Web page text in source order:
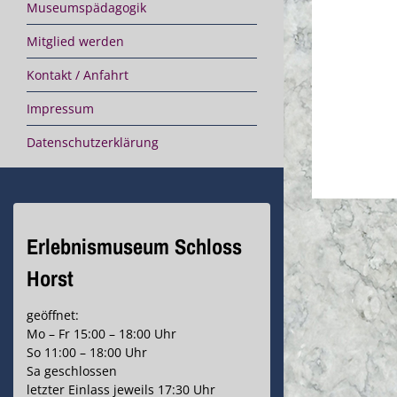
Museumspädagogik
Mitglied werden
Kontakt / Anfahrt
Impressum
Datenschutzerklärung
Erlebnismuseum Schloss
Horst
geöffnet:
Mo – Fr 15:00 – 18:00 Uhr
So 11:00 – 18:00 Uhr
Sa geschlossen
letzter Einlass jeweils 17:30 Uhr